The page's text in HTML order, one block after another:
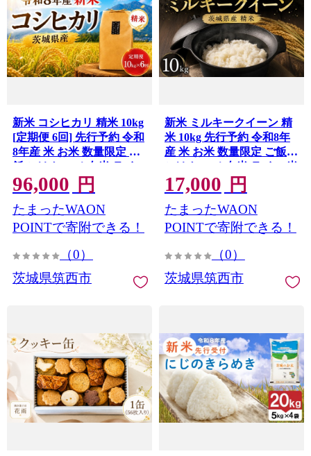
新米 コシヒカリ 精米 10kg
[定期便 6回] 先行予約 令和
8年産 米 お米 数量限定 ご
飯 ごはん コメ 白米 ライス
こしひかり 米10kg 10キロ
定期便 6回 毎月 銘柄米 新
米予約 茨城県 新生活 応援
kome okome 茨城県産 国産
96,000 円
たまったWAON
POINTで寄附できる！
（0）
茨城県筑西市
新米 ミルキークイーン 精
米 10kg 先行予約 令和8年
産 米 お米 数量限定 ご飯
ごはん コメ 白米 ライス 米
10kg 10キロ 銘柄米 茨城県
新生活 応援 kome okome
茨城県産 国産 産地直送 ※
新米予約 関東 茨城 筑西
17,000 円
たまったWAON
POINTで寄附できる！
（0）
茨城県筑西市